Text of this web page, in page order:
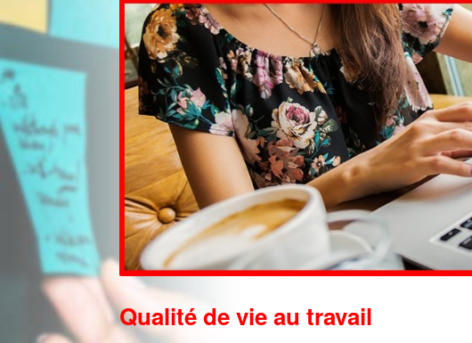
Qualité de vie au travail